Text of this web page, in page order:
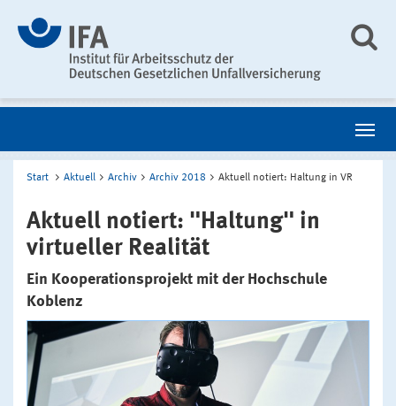
Start Aktuell Archiv Archiv 2018 Aktuell notiert: Haltung in VR
Aktuell notiert: "Haltung" in
virtueller Realität
Ein Kooperationsprojekt mit der Hochschule
Koblenz